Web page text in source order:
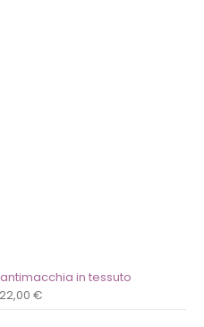
in tessuto
22,00 €